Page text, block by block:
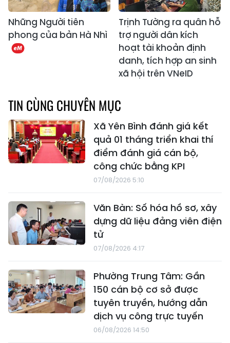
Những Người tiên
phong của bản Hà Nhì
Trịnh Tường ra quân hỗ
trợ người dân kích
hoạt tài khoản định
danh, tích hợp an sinh
xã hội trên VNeID
TIN CÙNG CHUYÊN MỤC
Xã Yên Bình đánh giá kết
quả 01 tháng triển khai thí
điểm đánh giá cán bộ,
công chức bằng KPI
07/08/2026 5:10
Văn Bàn: Số hóa hồ sơ, xây
dựng dữ liệu đảng viên điện
tử
07/08/2026 4:17
Phường Trung Tâm: Gần
150 cán bộ cơ sở được
tuyên truyền, hướng dẫn
dịch vụ công trực tuyến
06/08/2026 14:50